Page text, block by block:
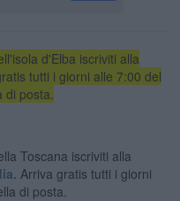
d'Elba iscriviti alla
tutti i giorni alle 7:00 del
posta.
Toscana iscriviti alla
Arriva gratis tutti i giorni
di posta.